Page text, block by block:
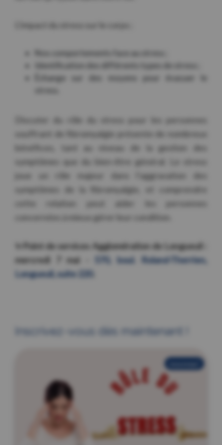
L’impact du stress sur le corps ;
Nos comportements face au stress ;
Identification des différents types de stress ;
Échange sur des moyens pour évacuer le
stress.
Discuter du rôle du stress pour les personnes
souffrant de fibromyalgie présente de nombreux
bénéfices, tant au niveau de la gestion des
symptômes que du bien-être général. Le stress
joue un rôle majeur dans l’aggravation des
symptômes de la fibromyalgie, et comprendre
cette relation peut aider les personnes
concernées à mieux gérer leur condition.
Point de services Agglomération de Longueuil :
mercredi 7 mai -
570, boul. Roland-Therrien,
Longueuil, suite 220
Inscrivez-vous dès maintenant !